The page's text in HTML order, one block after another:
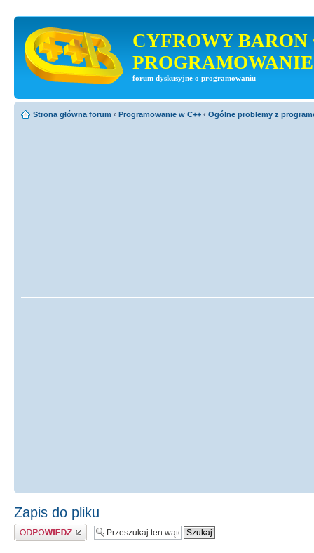
CYFROWY BARON
PROGRAMOWANIE
forum dyskusyjne o programowaniu
Strona główna forum ‹ Programowanie w C++ ‹ Ogólne problemy z
Zapis do pliku
Odpowiedz